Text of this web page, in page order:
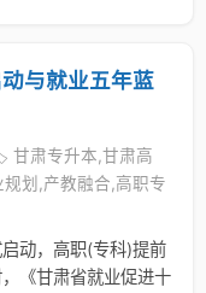
与就业五年蓝
甘肃专升本,甘肃高
划,产教融合,高职专
动，高职(专科)提前
《甘肃省就业促进十